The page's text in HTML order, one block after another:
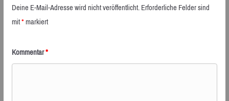
Deine E-Mail-Adresse wird nicht veröffentlicht.Erforderliche Felder sind
mit*markiert
Kommentar*